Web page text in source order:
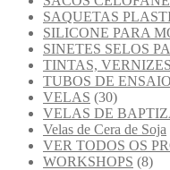
SAQUETAS
SILICONE PARA
SINETES SELOS
TINTAS,
TUBOS DE ENSAIO
VELAS (30)
VELAS DE
Velas de Cera de Soja
VER TODOS OS
WORKSHOPS (8)